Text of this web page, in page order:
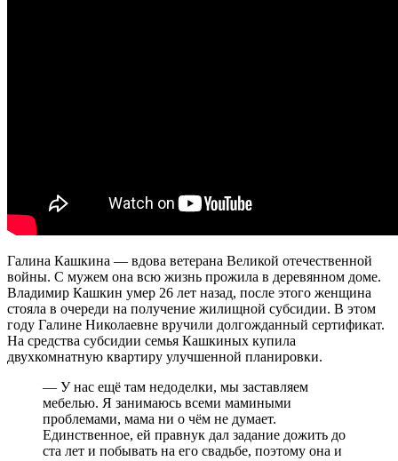
Галина Кашкина — вдова ветерана Великой отечественной
войны. С мужем она всю жизнь прожила в деревянном доме.
Владимир Кашкин умер 26 лет назад, после этого женщина
стояла в очереди на получение жилищной субсидии. В этом
году Галине Николаевне вручили долгожданный сертификат.
На средства субсидии семья Кашкиных купила
двухкомнатную квартиру улучшенной планировки.
— У нас ещё там недоделки, мы заставляем
мебелью. Я занимаюсь всеми мамиными
проблемами, мама ни о чём не думает.
Единственное, ей правнук дал задание дожить до
ста лет и побывать на его свадьбе, поэтому она и